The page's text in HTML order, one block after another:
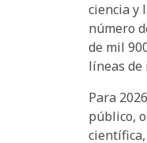
ciencia y
número
de mil
líneas de
Para
público,